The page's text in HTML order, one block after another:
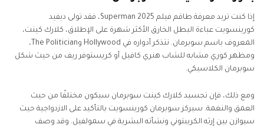
إذا كنت تريد معرفة طاقم فيلم Superman 2025، فقد تولى ديفيد
كورينسويت عباءة البطل الخارق الأكثر شهرة على الإطلاق، كلارك كينت،
المعروف باسم سوبرمان. نتذكر أدواره في Hollywood وThe Politician،
ومظهر كوري مشابه للشاب هنري كافيل أو كريستوفر ريف من حيث شكل
سوبرمان الكلاسيكي.
ومع ذلك، فإن تجسيد كلارك كينت سوبرمان سيكون مختلفًا من حيث
العمق والنغمة. سيركز سوبرمان كورينسويت بالتأكيد على الازدواجية حيث
سيوازن بين إرثه الكريبتوني ونشأته البشرية في سمولفيل. وقد وصف